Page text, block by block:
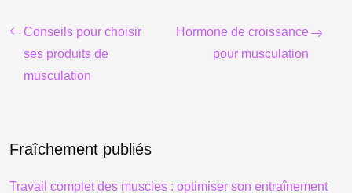
Conseils pour choisir
ses produits de
musculation
Hormone de croissance
pour musculation
Fraîchement publiés
Travail complet des muscles : optimiser son entraînement